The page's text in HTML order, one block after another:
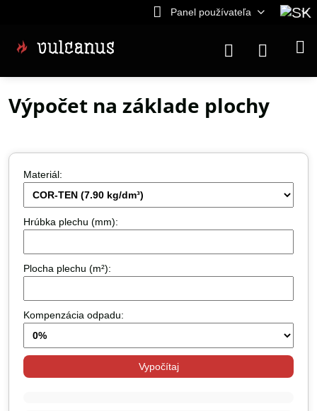
Panel používateľa
Výpočet na základe plochy
Materiál:
Hrúbka plechu (mm):
Plocha plechu (m²):
Kompenzácia odpadu:
Vypočítaj